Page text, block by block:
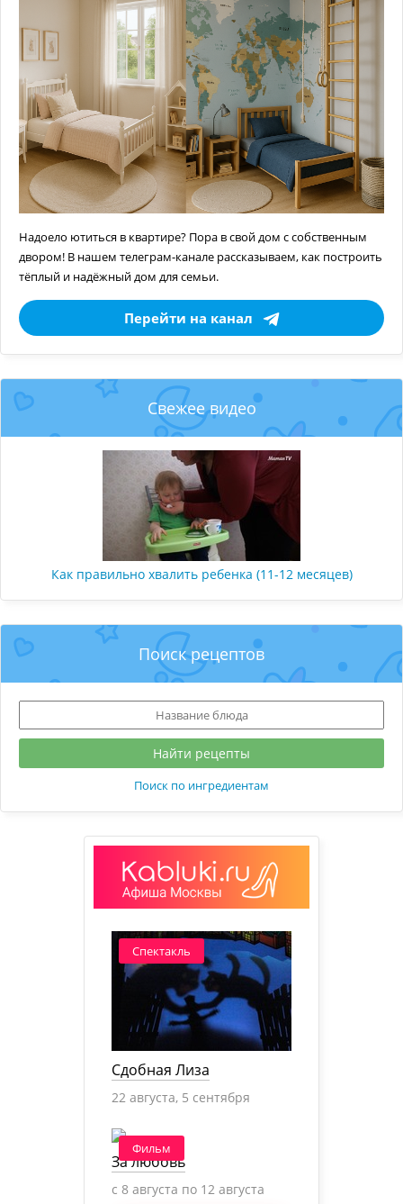
Надоело ютиться в квартире? Пора в свой дом с собственным
двором! В нашем телеграм-канале рассказываем, как построить
тёплый и надёжный дом для семьи.
Перейти на канал
Свежее видео
Как правильно хвалить ребенка (11-12 месяцев)
Поиск рецептов
Поиск по ингредиентам
Спектакль
Сдобная Лиза
22 августа, 5 сентября
Фильм
За любовь
c 8 августа по 12 августа